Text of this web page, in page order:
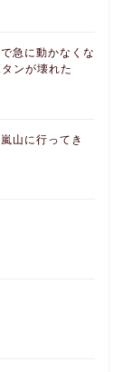
急に動かなくな
ンが壊れた
山に行ってき